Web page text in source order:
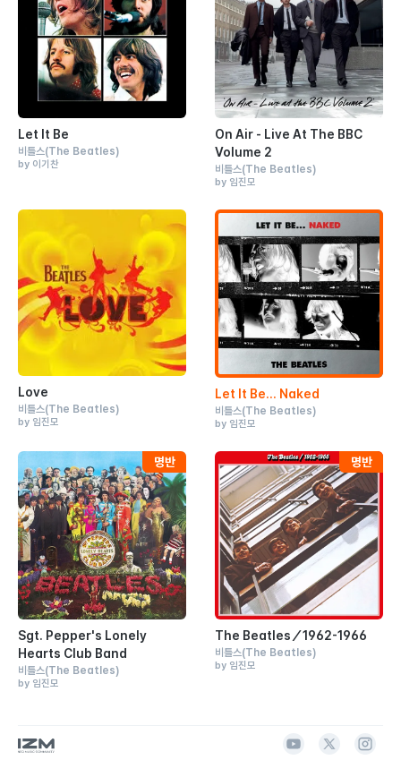
Let It Be
비틀스(The Beatles)
by 이기찬
On Air - Live At The BBC
Volume 2
비틀스(The Beatles)
by 임진모
Love
비틀스(The Beatles)
by 임진모
Let It Be... Naked
비틀스(The Beatles)
by 임진모
Sgt. Pepper's Lonely
Hearts Club Band
비틀스(The Beatles)
by 임진모
The Beatles／1962-1966
비틀스(The Beatles)
by 임진모